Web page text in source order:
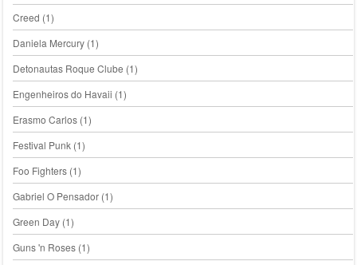
Creed (1)
Daniela Mercury(1)
Detonautas Roque Clube (1)
Engenheiros do Havaii (1)
Erasmo Carlos(1)
Festival Punk(1)
Foo Fighters(1)
Gabriel O Pensador(1)
Green Day(1)
Guns 'n Roses(1)